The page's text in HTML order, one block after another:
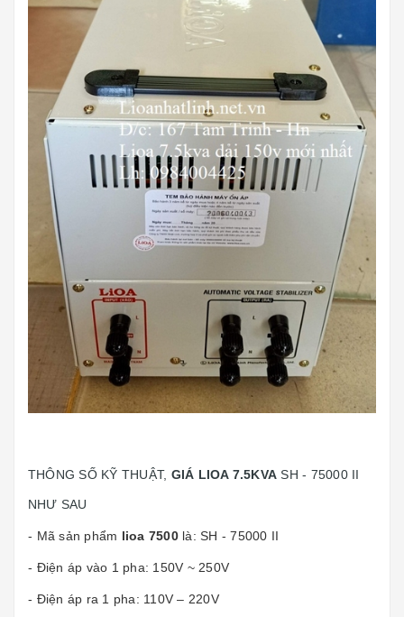
THÔNG SỐ KỸ THUẬT, GIÁ LIOA 7.5KVASH - 75000 II
NHƯ SAU
- Mã sản phẩm lioa 7500là: SH - 75000 II
- Điện áp vào 1 pha: 150V ~ 250V
- Điện áp ra 1 pha: 110V – 220V